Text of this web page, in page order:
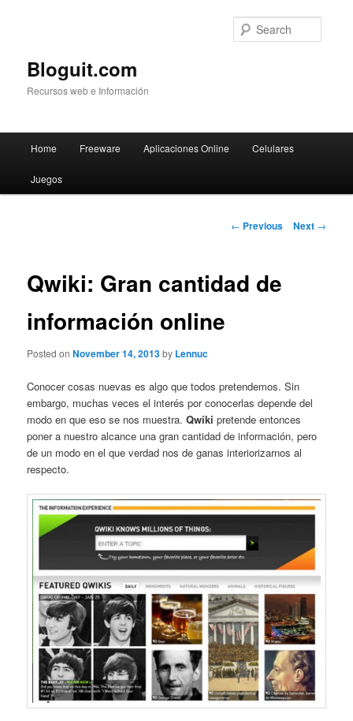
Bloguit.com
Recursos web e Información
Skip
to
Home Freeware Aplicaciones Online Celulares
Juegos
Post
← Previous Next →
Qwiki: Gran cantidad de
información online
Posted onNovember 14, 2013by Lennuc
Conocer cosas nuevas es algo que todos pretendemos. Sin
embargo, muchas veces el interés por conocerlas depende del
modo en que eso se nos muestra.Qwiki pretende entonces
poner a nuestro alcance una gran cantidad de información, pero
de un modo en el que verdad nos de ganas interiorizarnos al
respecto.